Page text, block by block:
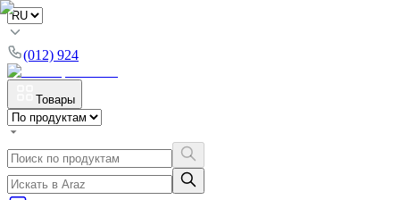
(012) 924
Товары